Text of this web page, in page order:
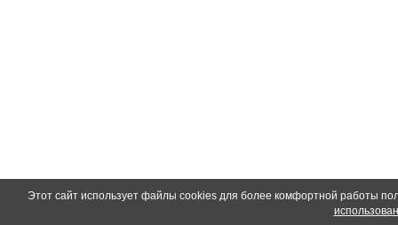
Этот сайт использует файлы cookies для более комфортной работы